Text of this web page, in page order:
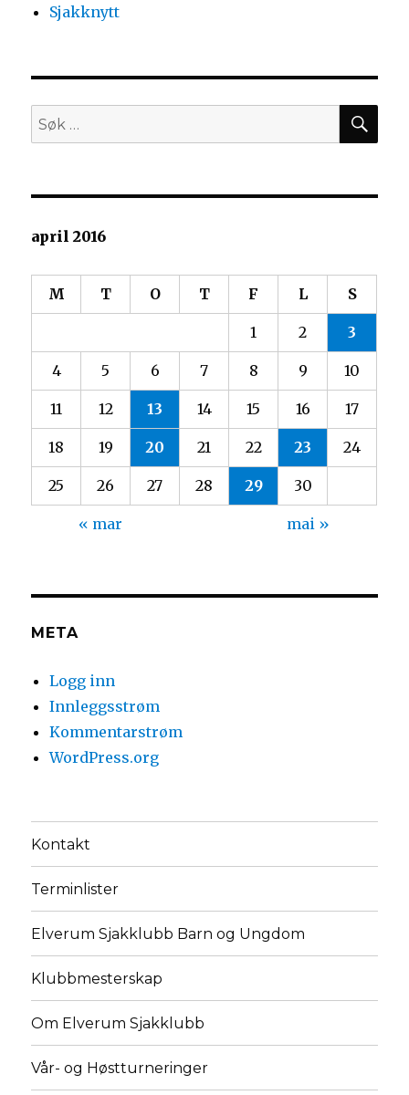
Sjakknytt
Søk
etter:
april 2016
M T O T F L S
1 2 3
4 5 6 7 8 9 10
11 12 13 14 15 16 17
18 19 20 21 22 23 24
25 26 27 28 29 30
« mar mai »
META
Logg inn
Innleggsstrøm
Kommentarstrøm
WordPress.org
Kontakt
Terminlister
Elverum Sjakklubb Barn og Ungdom
Klubbmesterskap
Om Elverum Sjakklubb
Vår- og Høstturneringer